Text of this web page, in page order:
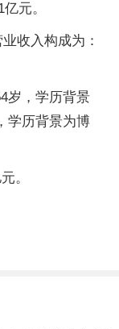
元。
收入构成为：
岁，学历背景
学历背景为博
。